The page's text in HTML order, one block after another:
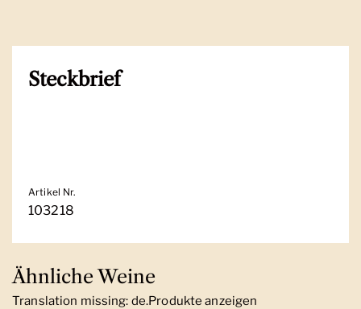
Steckbrief
Artikel Nr.
103218
Ähnliche Weine
Translation missing: de.Produkte anzeigen